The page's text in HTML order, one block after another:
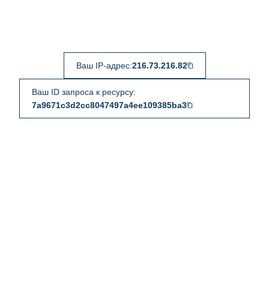
Ваш IP-адрес:216.73.216.82
Ваш ID запроса к ресурсу:
7a9671c3d2cc8047497a4ee109385ba3